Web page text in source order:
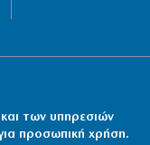
των υπηρεσιών
προσωπική χρήση.